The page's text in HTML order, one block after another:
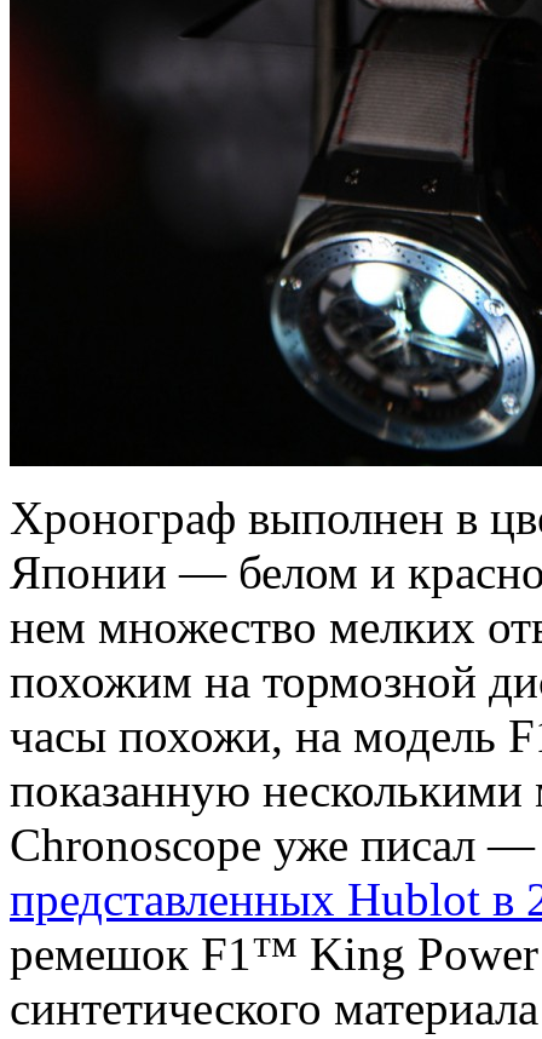
Хронограф выполнен в
Японии — белом и
нем множество мелких
похожим на тормозной
часы похожи, на модель
показанную
Chronoscope уже писал
представленных Hublot в
ремешок F1™ King Power
синтетического